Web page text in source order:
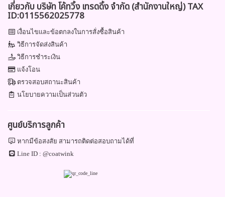
เกี่ยวกับ บริษัท โค้ทวิ้ง เทรดดิ้ง จำกัด (สำนักงานใหญ่) TAX
ID:0115562025778
เงื่อนไขและข้อตกลงในการสั่งซื้อสินค้า
วิธีการจัดส่งสินค้า
วิธีการชำระเงิน
แจ้งโอน
ตรวจสอบสถานะสินค้า
นโยบายความเป็นส่วนตัว
ศูนย์บริการลูกค้า
หากมีข้อสงสัย สามารถติดต่อสอบถามได้ที่
Line ID :@coatwink